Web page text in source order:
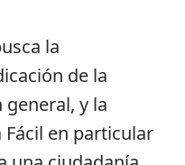
la
de la
y la
en particular